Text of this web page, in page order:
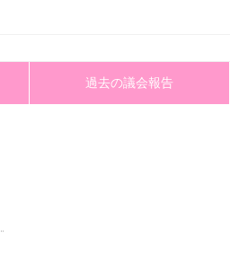
過去の議会報告